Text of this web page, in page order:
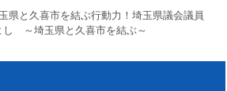
県と久喜市を結ぶ行動力！埼玉県議会議員
し ～埼玉県と久喜市を結ぶ～